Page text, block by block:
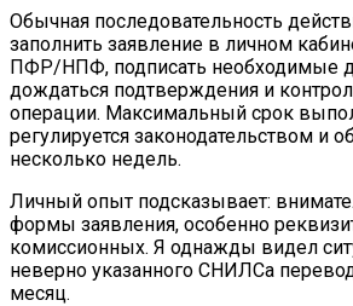
Обычная последовательность
заполнить заявление в личном
ПФР/НПФ, подписать необходимые
дождаться подтверждения и
операции. Максимальный срок
регулируется законодательством и
несколько недель.
Личный опыт подсказывает:
формы заявления, особенно
комиссионных. Я однажды видел
неверно указанного СНИЛСа
месяц.